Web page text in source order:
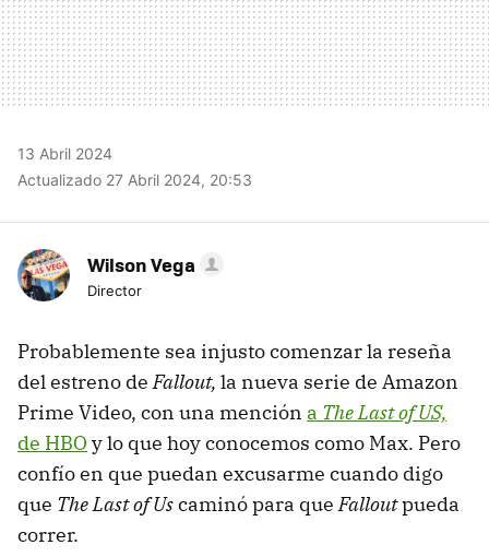
13 Abril 2024
Actualizado 27 Abril 2024, 20:53
Wilson Vega
Director
Probablemente sea injusto comenzar la reseña
del estreno deFallout, la nueva serie de Amazon
Prime Video, con una mención a The Last of US,
de HBO y lo que hoy conocemos como Max. Pero
confío en que puedan excusarme cuando digo
que The Last of Uscaminó para queFalloutpueda
correr.